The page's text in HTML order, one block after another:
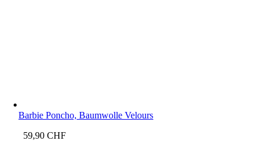
Barbie Poncho, Baumwolle Velours
59,90CHF